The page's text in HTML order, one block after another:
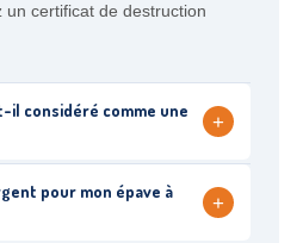
un certificat de destruction
il considéré comme une
+
pour mon épave à
+